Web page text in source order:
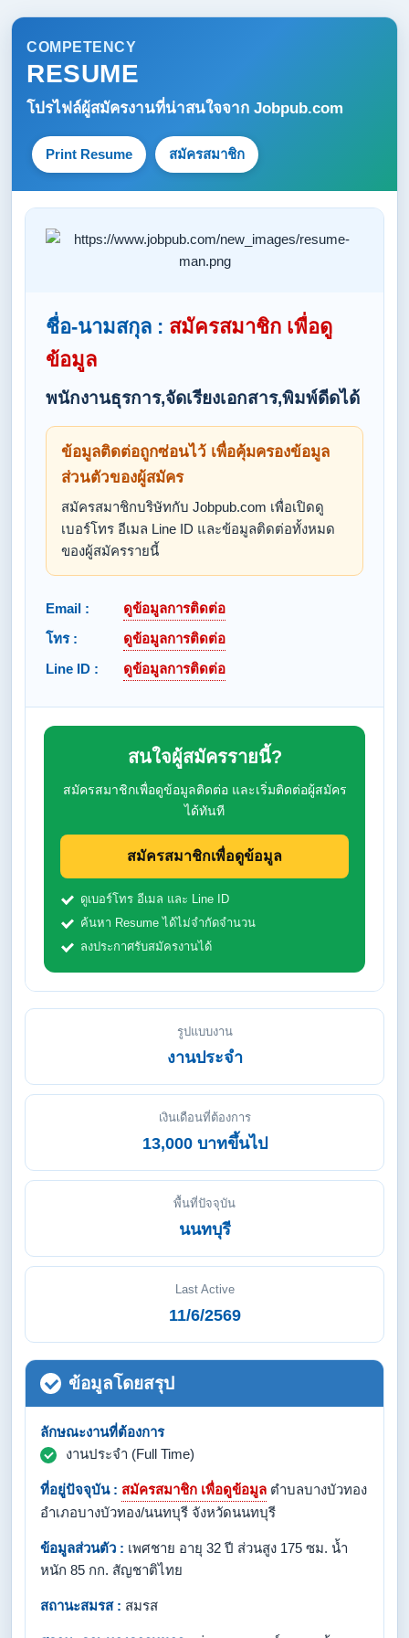
COMPETENCY
RESUME
โปรไฟล์ผู้สมัครงานที่น่าสนใจจาก Jobpub.com
Print Resume สมัครสมาชิก
ชื่อ-นามสกุล : สมัครสมาชิก เพื่อดู
ข้อมูล
พนักงานธุรการ,จัดเรียงเอกสาร,พิมพ์ดีดได้
ข้อมูลติดต่อถูกซ่อนไว้ เพื่อคุ้มครองข้อมูล
ส่วนตัวของผู้สมัคร
สมัครสมาชิกบริษัทกับ Jobpub.com เพื่อเปิดดู
เบอร์โทร อีเมล Line ID และข้อมูลติดต่อทั้งหมด
ของผู้สมัครรายนี้
Email :
ดูข้อมูลการติดต่อ
โทร :
ดูข้อมูลการติดต่อ
Line ID :
ดูข้อมูลการติดต่อ
สนใจผู้สมัครรายนี้?
สมัครสมาชิกเพื่อดูข้อมูลติดต่อ และเริ่มติดต่อผู้สมัคร
ได้ทันที
สมัครสมาชิกเพื่อดูข้อมูล
ดูเบอร์โทร อีเมล และ Line ID
ค้นหา Resume ได้ไม่จำกัดจำนวน
ลงประกาศรับสมัครงานได้
รูปแบบงาน
งานประจำ
เงินเดือนที่ต้องการ
13,000 บาทขึ้นไป
พื้นที่ปัจจุบัน
นนทบุรี
Last Active
11/6/2569
ข้อมูลโดยสรุป
ลักษณะงานที่ต้องการ
งานประจำ (Full Time)
ที่อยู่ปัจจุบัน : สมัครสมาชิก เพื่อดูข้อมูล ตำบลบางบัวทอง
อำเภอบางบัวทอง/นนทบุรี จังหวัดนนทบุรี
ข้อมูลส่วนตัว : เพศชาย อายุ 32 ปี ส่วนสูง 175 ซม. น้ำ
หนัก 85 กก. สัญชาติไทย
สถานะสมรส : สมรส